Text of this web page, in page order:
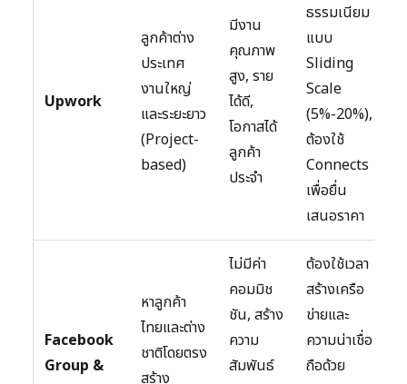
Upwork
ลูกค้าต่าง
ประเทศ
งานใหญ่
และระยะยาว
(Project-
based)
มีงาน
คุณภาพ
สูง, ราย
ได้ดี,
โอกาสได้
ลูกค้า
ประจำ
ธรรมเนียม
แบบ
Sliding
Scale
(5%-20%),
ต้องใช้
Connects
เพื่อยื่น
เสนอราคา
Facebook
Group &
หาลูกค้า
ไทยและต่าง
ชาติโดยตรง
สร้าง
ไม่มีค่า
คอมมิช
ชัน, สร้าง
ความ
สัมพันธ์
ต้องใช้เวลา
สร้างเครือ
ข่ายและ
ความน่าเชื่อ
ถือด้วย